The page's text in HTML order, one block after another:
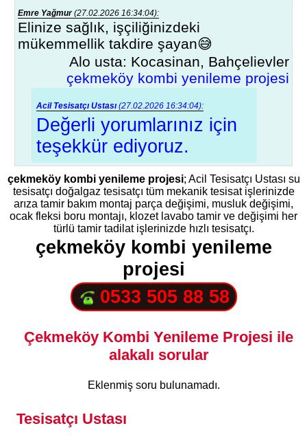
Emre Yağmur(27.02.2026 16:34:04):
Elinize sağlık, işçiliğinizdeki
mükemmellik takdire şayan😅
Alo usta: Kocasinan, Bahçelievler
çekmeköy kombi yenileme projesi
Acil Tesisatçı Ustası (27.02.2026 16:34:04):
Değerli yorumlarınız için
teşekkür ediyoruz.
çekmeköy kombi yenileme projesi; Acil Tesisatçı Ustası su
tesisatçı doğalgaz tesisatçı tüm mekanik tesisat işlerinizde
arıza tamir bakım montaj parça değişimi, musluk değişimi,
ocak fleksi boru montajı, klozet lavabo tamir ve değişimi her
türlü tamir tadilat işlerinizde hızlı tesisatçı.
çekmeköy kombi yenileme
projesi
0533 505 88 58
Çekmeköy Kombi Yenileme Projesi ile
alakalı sorular
Eklenmiş soru bulunamadı.
Tesisatçı Ustası